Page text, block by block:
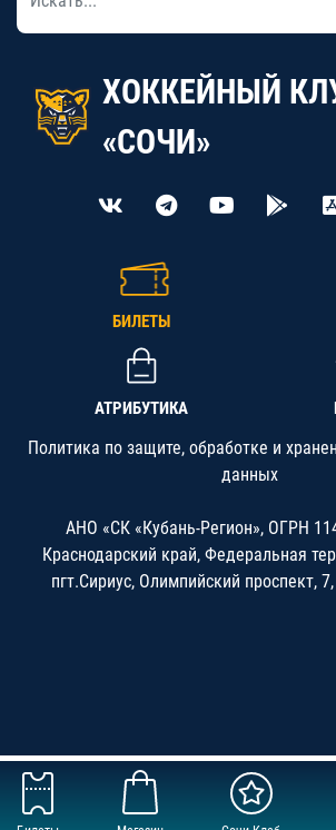
ХОККЕЙНЫЙ
«СОЧИ»
БИЛЕТЫ
АТРИБУТИКА
Политика по защите, обработке и
данных
АНО «СК «Кубань-Регион», ОГРН
Краснодарский край, Федеральная
пгт.Сириус, Олимпийский проспект,